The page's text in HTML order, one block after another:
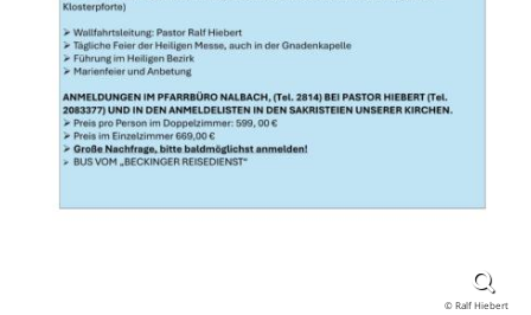
© Ralf Hiebert